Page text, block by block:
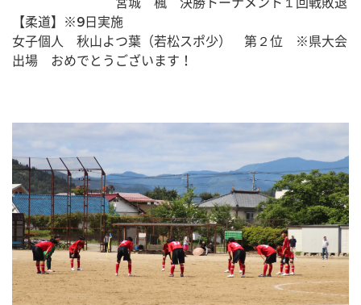
【柔道】※9日実施
女子個人　秋山よつ葉（若松スポ少）　第２位　※県大会
出場　おめでとうございます！